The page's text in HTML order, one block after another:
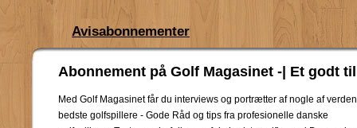
Avisabonnementer
Abonnement på Golf Magasinet -| Et godt
Med Golf Magasinet får du interviews og portrætter af nogle af
bedste golfspillere - Gode Råd og tips fra profesionelle danske